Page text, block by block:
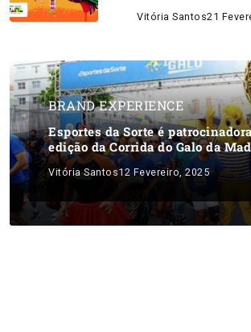
Vitória Santos21
BRAND EXPERIENCE
Esportes da Sorte é
edição da Corrida do Galo da
Vitória Santos12 Fevereiro, 2025